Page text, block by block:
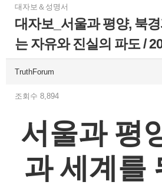
대자보＆성명서
대자보_서울과 평양, 북
는 자유와 진실의 파도 /
TruthForum
조회수 8,894
서울과 평
과 세계를